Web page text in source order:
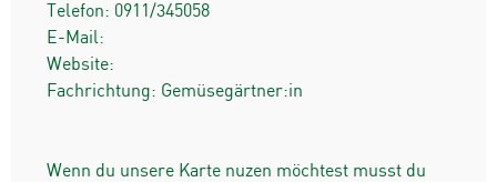
Telefon: 0911/345058
E-Mail:
Website:
Fachrichtung: Gemüsegärtner:in
Wenn du unsere Karte nuzen möchtest musst du